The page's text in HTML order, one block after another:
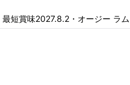
最短賞味2027.8.2・オージー ラ